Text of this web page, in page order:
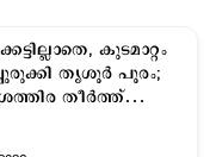
കുടമാറ്റം
തൃശൂർ പൂരം;
തീര്‍ത്ത്